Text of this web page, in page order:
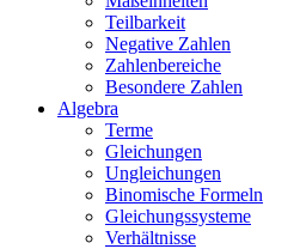
Teilbarkeit
Negative Zahlen
Zahlenbereiche
Besondere Zahlen
Algebra
Terme
Gleichungen
Ungleichungen
Binomische Formeln
Gleichungssysteme
Verhältnisse